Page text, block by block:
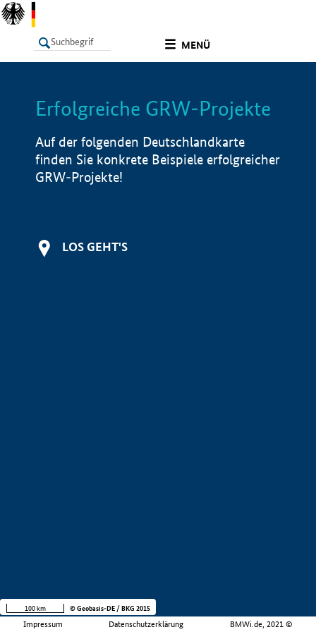
MENÜ
LISTE Info
Erfolgreiche GRW-Projekte
Auf der folgenden Deutschlandkarte
finden Sie konkrete Beispiele erfolgreicher
GRW-Projekte!
LOS GEHT'S
Impressum Datenschutzerklärung BMWi.de, 2021 ©
100 km © Geobasis-DE / BKG 2015